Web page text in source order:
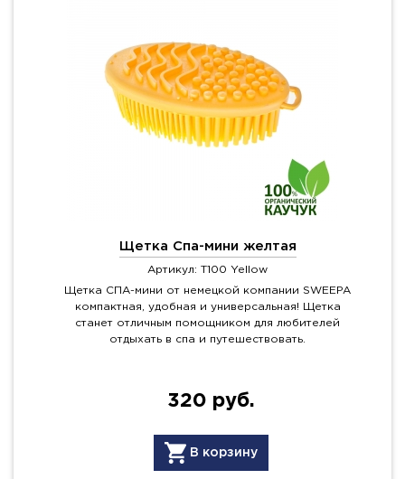
Щетка Спа-мини желтая
Артикул: T100 Yellow
Щетка СПА-мини от немецкой компании SWEEPA
компактная, удобная и универсальная! Щетка
станет отличным помощником для любителей
отдыхать в спа и путешествовать.
320 руб.
В корзину